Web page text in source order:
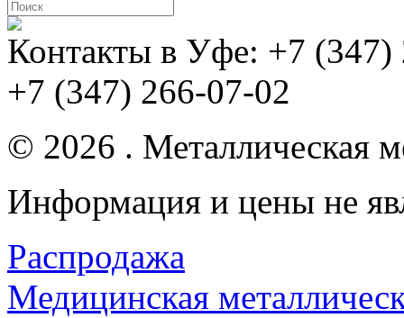
Контакты в Уфе: +7 (347)
+7 (347) 266-07-02
© 2026 . Металлическая
Информация и цены не
Распродажа
Медицинская